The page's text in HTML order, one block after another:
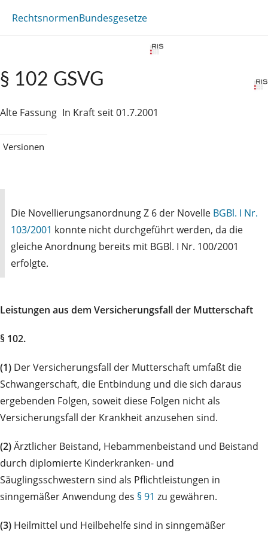
RechtsnormenBundesgesetze
§ 102 GSVG
Alte Fassung In Kraft seit 01.7.2001
Versionen
Die Novellierungsanordnung Z 6 der Novelle BGBl. I Nr.
103/2001 konnte nicht durchgeführt werden, da die
gleiche Anordnung bereits mit BGBl. I Nr. 100/2001
erfolgte.
Leistungen aus dem Versicherungsfall der Mutterschaft
§ 102.
(1) Der Versicherungsfall der Mutterschaft umfaßt die
Schwangerschaft, die Entbindung und die sich daraus
ergebenden Folgen, soweit diese Folgen nicht als
Versicherungsfall der Krankheit anzusehen sind.
(2)Ärztlicher Beistand, Hebammenbeistand und Beistand
durch diplomierte Kinderkranken- und
Säuglingsschwestern sind als Pflichtleistungen in
sinngemäßer Anwendung des § 91 zu gewähren.
(3) Heilmittel und Heilbehelfe sind in sinngemäßer